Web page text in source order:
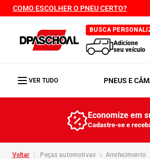
COMO ESCOLHER O PNEU CERTO?
BUSCA
Adicione
seu veículo
VER TUDO PNEUS E
Economize em
Cadastre-se e
peças automotivas arrefecimento